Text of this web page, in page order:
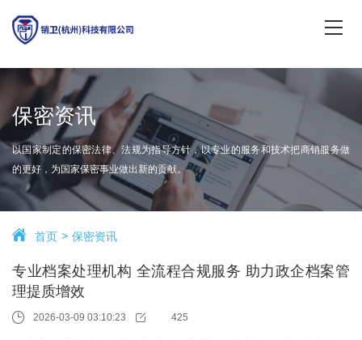
保密资讯
以国家制定的保密法律、法规为指导方针，以专业的服务和技术把商销服务做
的更好，为国家保密事业做出新的贡献。
首页 保密资讯
专业档案处理机构 全流程合规服务 助力政企档案管
理提质增效
2026-03-09 03:10:23 425